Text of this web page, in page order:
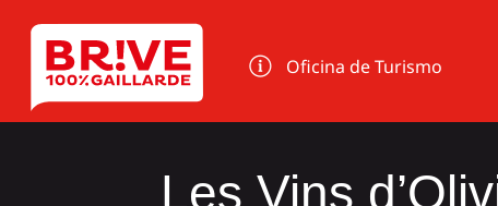
Oficina de Turismo
Les Vins